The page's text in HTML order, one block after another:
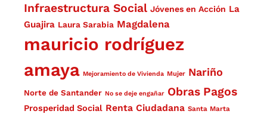
Infraestructura Social Jóvenes en Acción La
Guajira Laura Sarabia Magdalena
mauricio rodríguez
amaya Mejoramiento de Vivienda Mujer Nariño
Norte de Santander No se deje engañar Obras Pagos
Prosperidad Social Renta Ciudadana Santa Marta